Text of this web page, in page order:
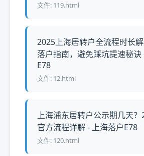
文件: 119.html
2025上海居转户全流程时长
落户指南，避免踩坑提速秘诀
E78
文件: 12.html
上海浦东居转户公示期几天
官方流程详解 - 上海落户E78
文件: 120.html